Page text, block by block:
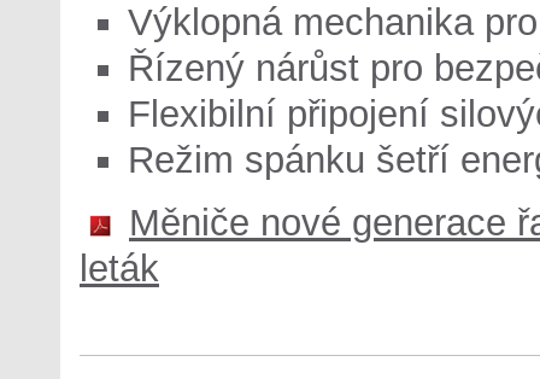
Výklopná mechanika
Řízený nárůst pro
Flexibilní připojení
Režim spánku šetří
Měniče nové generace
leták